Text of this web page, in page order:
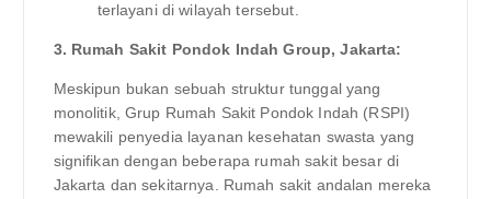
terlayani di wilayah tersebut.
3. Rumah Sakit Pondok Indah Group, Jakarta:
Meskipun bukan sebuah struktur tunggal yang
monolitik, Grup Rumah Sakit Pondok Indah (RSPI)
mewakili penyedia layanan kesehatan swasta yang
signifikan dengan beberapa rumah sakit besar di
Jakarta dan sekitarnya. Rumah sakit andalan mereka